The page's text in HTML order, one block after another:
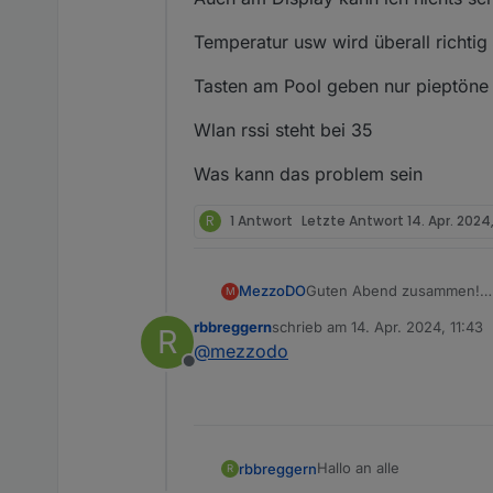
Temperatur usw wird überall
Tasten am Pool geben nur
Wlan rssi steht bei 35
Was kann das problem sein
R 1 Antwort Letzte Antwort 14. Apr.
M MezzoDOGuten Abend zusammen!
Ich hab die PCB V1 Platine
Alles was ich sehe ist die
Habe alles gemäß
R
Offline
rbbreggernschrieb am 14. Apr. 2024, 11:43
zuletzt editiert von
@mezzodo
R rbbreggernHallo an alle